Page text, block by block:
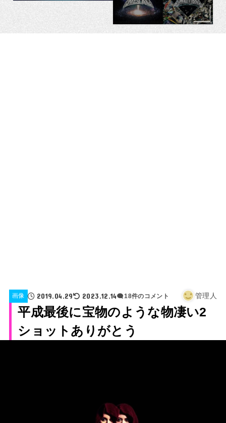
画像 2019.04.29 2023.12.14 18件のコメント 管理人
平成最後に宝物のような物凄い2
ショットありがとう